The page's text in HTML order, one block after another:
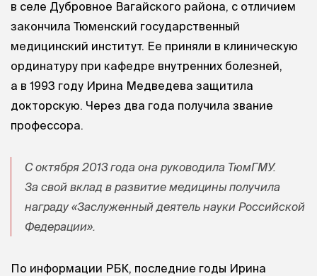
в селе Дубровное Вагайского района, с отличием
закончила Тюменский государственный
медицинский институт. Ее приняли в клиническую
ординатуру при кафедре внутренних болезней,
а в 1993 году Ирина Медведева защитила
докторскую. Через два года получила звание
профессора.
С октября 2013 года она руководила ТюмГМУ.
За свой вклад в развитие медицины получила
награду «Заслуженный деятель науки Российской
Федерации».
По информации РБК, последние годы Ирина